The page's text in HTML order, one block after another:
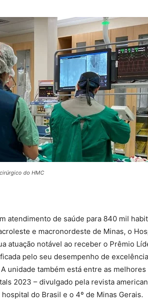
do HMC
atendimento de saúde para 840 mil
e macronordeste de Minas, o
atuação notável ao receber o Prêmio
pelo seu desempenho de
unidade também está entre as
2023 – divulgado pela revista
do Brasil e o 4º de Minas Gerais.